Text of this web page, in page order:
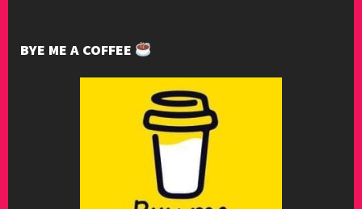
BYE ME A COFFEE